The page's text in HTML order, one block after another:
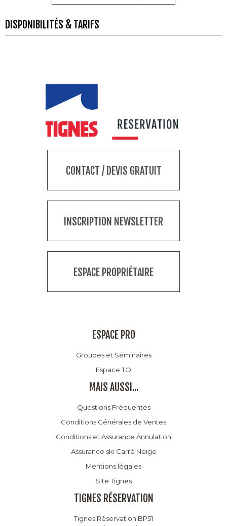
DISPONIBILITÉS & TARIFS
CONTACT / DEVIS GRATUIT
INSCRIPTION NEWSLETTER
ESPACE PROPRIÉTAIRE
ESPACE PRO
Groupes et Séminaires
Espace TO
MAIS AUSSI...
Questions Fréquentes
Conditions Générales de Ventes
Conditions et Assurance Annulation
Assurance ski Carré Neige
Mentions légales
Site Tignes
TIGNES RÉSERVATION
Tignes Réservation BP51